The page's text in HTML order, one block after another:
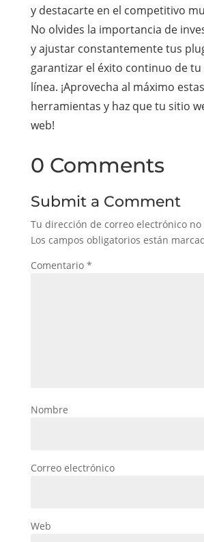
y destacarte en el competitivo
No olvides la importancia de
y ajustar constantemente tus
garantizar el éxito continuo de tu
línea. ¡Aprovecha al máximo
herramientas y haz que tu sitio
web!
0 Comments
Submit a Comment
Tu dirección de correo electrónico
Los campos obligatorios están
Comentario *
Nombre
Correo electrónico
Web